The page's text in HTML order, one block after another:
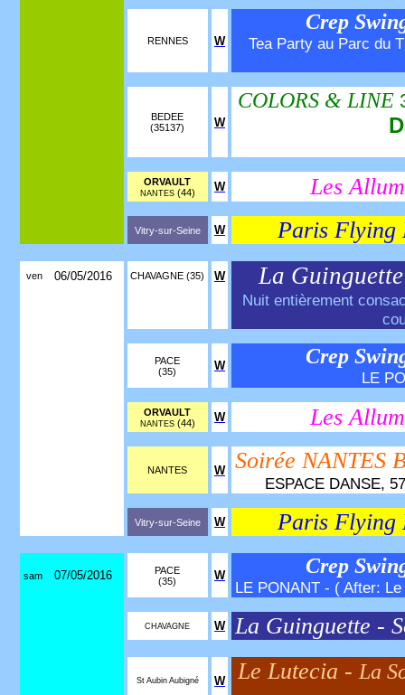
RENNES W
Crep
Tea Party au Parc du
BEDEE
(35137)
W
COLORS & LINE
ORVAULT
NANTES (44) W Les
Vitry-sur-Seine W Paris Flying
ven 06/05/2016 CHAVAGNE (35) W La
Nuit entièrement
PACE
(35)
W Crep
LE
ORVAULT
NANTES (44) W Les
NANTES W Soirée NANTES
ESPACE DANSE,
Vitry-sur-Seine W Paris Flying
sam 07/05/2016
PACE
(35)
W Crep
LE PONANT - ( After:
CHAVAGNE W La Guinguette -
St Aubin Aubigné W Le Lutecia - La